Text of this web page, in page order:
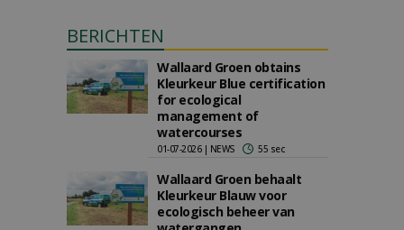
BERICHTEN
Wallaard Groen obtains
Kleurkeur Blue certification
for ecological
management of
watercourses
01-07-2026 | NEWS 55 sec
Wallaard Groen behaalt
Kleurkeur Blauw voor
ecologisch beheer van